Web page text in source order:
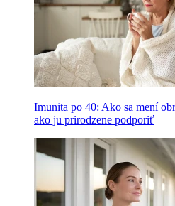
Imunita po 40: Ako sa mení
ako ju prirodzene podporiť